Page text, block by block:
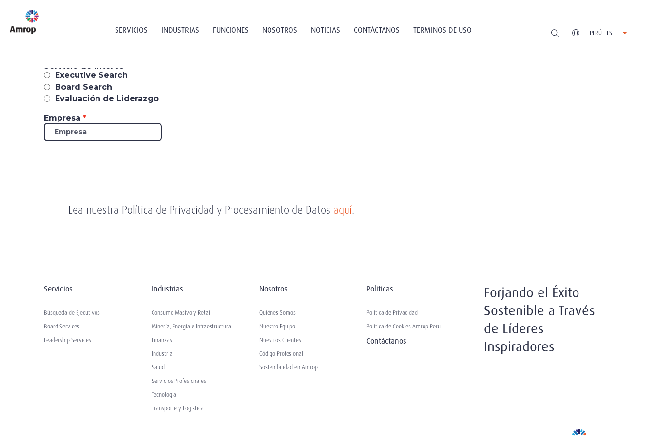
SERVICIOS INDUSTRIAS FUNCIONES NOSOTROS NOTICIAS CONTÁCTANOS TERMINOS DE USO PERÚ - ES
Lea nuestra Política de Privacidad y Procesamiento de Datos aquí.
Servicios
Búsqueda de Ejecutivos
Board Services
Leadership Services
Industrias
Consumo Masivo y Retail
Minería, Energía e Infraestructura
Finanzas
Industrial
Salud
Servicios Profesionales
Tecnología
Transporte y Logística
Nosotros
Quiénes Somos
Nuestro Equipo
Nuestros Clientes
Código Profesional
Sostenibilidad en Amrop
Politicas
Política de Privacidad
Política de Cookies Amrop Peru
Contáctanos
Forjando el Éxito
Sostenible a Través
de Líderes
Inspiradores